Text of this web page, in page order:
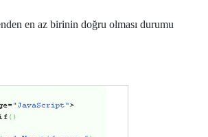
en az birinin doğru olması durumu